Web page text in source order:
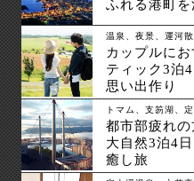
ふれる港町
温泉、夜景、運河
カップルに
ティック3泊
思い出作り
トマム、支笏湖、
都市部疲れ
大自然3泊4
癒し旅